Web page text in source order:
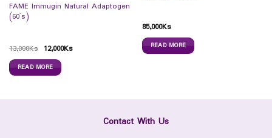
FAME Immugin Natural Adaptogen
(60`s)
13,000Ks 12,000Ks
READ MORE
85,000Ks
READ MORE
Contact With Us